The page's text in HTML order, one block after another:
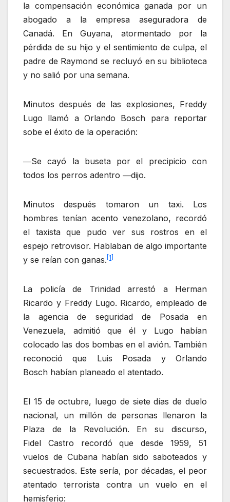
la compensación económica ganada por un
abogado a la empresa aseguradora de
Canadá. En Guyana, atormentado por la
pérdida de su hijo y el sentimiento de culpa, el
padre de Raymond se recluyó en su biblioteca
y no salió por una semana.
Minutos después de las explosiones, Freddy
Lugo llamó a Orlando Bosch para reportar
sobe el éxito de la operación:
―Se cayó la buseta por el precipicio con
todos los perros adentro ―dijo.
Minutos después tomaron un taxi. Los
hombres tenían acento venezolano, recordó
el taxista que pudo ver sus rostros en el
espejo retrovisor. Hablaban de algo importante
y se reían con ganas. [1]
La policía de Trinidad arrestó a Herman
Ricardo y Freddy Lugo. Ricardo, empleado de
la agencia de seguridad de Posada en
Venezuela, admitió que él y Lugo habían
colocado las dos bombas en el avión. También
reconoció que Luis Posada y Orlando
Bosch habían planeado el atentado.
El 15 de octubre, luego de siete días de duelo
nacional, un millón de personas llenaron la
Plaza de la Revolución. En su discurso,
Fidel Castro recordó que desde 1959, 51
vuelos de Cubana habían sido saboteados y
secuestrados. Este sería, por décadas, el peor
atentado terrorista contra un vuelo en el
hemisferio: